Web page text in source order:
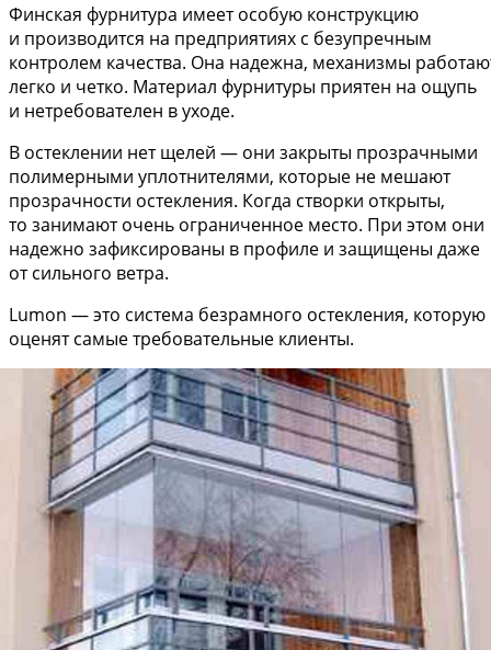
Финская фурнитура имеет особую конструкцию
и производится на предприятиях с безупречным
контролем качества. Она надежна, механизмы
легко и четко. Материал фурнитуры приятен на ощупь
и нетребователен в уходе.
В остеклении нет щелей — они закрыты прозрачными
полимерными уплотнителями, которые не мешают
прозрачности остекления. Когда створки открыты,
то занимают очень ограниченное место. При этом они
надежно зафиксированы в профиле и защищены даже
от сильного ветра.
Lumon — это система безрамного остекления, которую
оценят самые требовательные клиенты.